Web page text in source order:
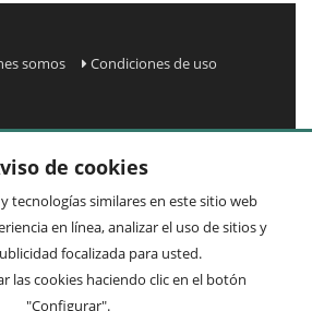
somos
Condiciones de uso
frecuentes
de cookies
tecnologías similares en este sitio web
en línea, analizar el uso de sitios y
focalizada para usted.
las cookies haciendo clic en el botón
"Configurar".